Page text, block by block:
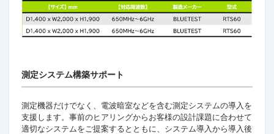
測定システム構築サポート
測定機器だけでなく、電波暗室などを含む測定システムの導入を
支援します。事前のヒアリングからお客様の設計課題に合わせて
適切なシステムをご提案するとともに、システム導入から導入後